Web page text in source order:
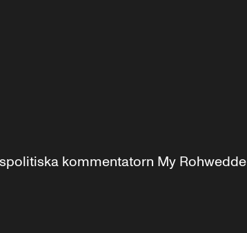
kommentatorn My